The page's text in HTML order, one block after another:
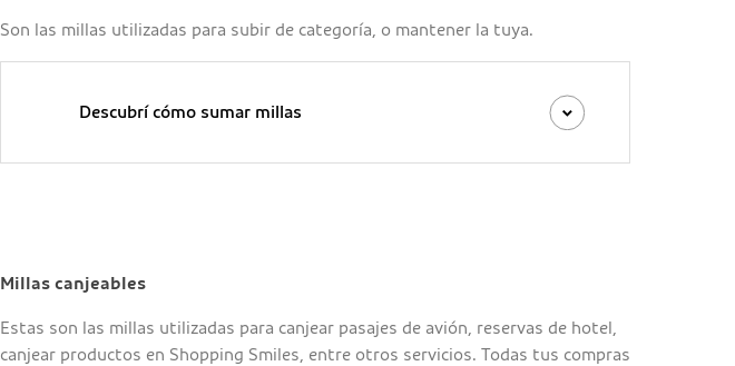
Son las millas utilizadas para subir de categoría, o mantener la tuya.
Descubrí cómo sumar millas
Millas canjeables
Estas son las millas utilizadas para canjear pasajes de avión, reservas de hotel,
canjear productos en Shopping Smiles, entre otros servicios. Todas tus compras